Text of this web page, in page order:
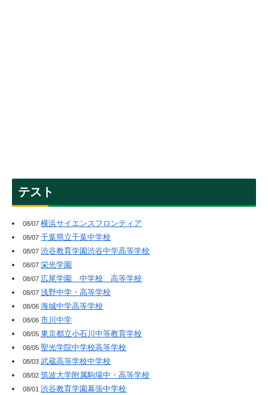
テスト
08/07横浜サイエンスフロンティア
08/07千葉県立千葉中学校
08/07渋谷教育学園渋谷中学高等学校
08/07栄光学園
08/07 広尾学園 中学校 高等学校
08/07浅野中学・高等学校
08/06海城中学高等学校
08/06市川中学
08/05東京都立小石川中等教育学校
08/05聖光学院中学校高等学校
08/03武蔵高等学校中学校
08/02筑波大学附属駒場中・高等学校
08/01渋谷教育学園幕張中学校